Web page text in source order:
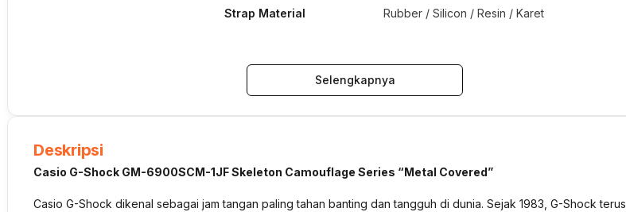
Strap Material Rubber / Silicon / Resin / Karet
Selengkapnya
Deskripsi
Casio G-Shock GM-6900SCM-1JF Skeleton Camouflage Series “Metal Covered”
Casio G-Shock dikenal sebagai jam tangan paling tahan banting dan tangguh di dunia. Sejak 1983, G-Shock terus